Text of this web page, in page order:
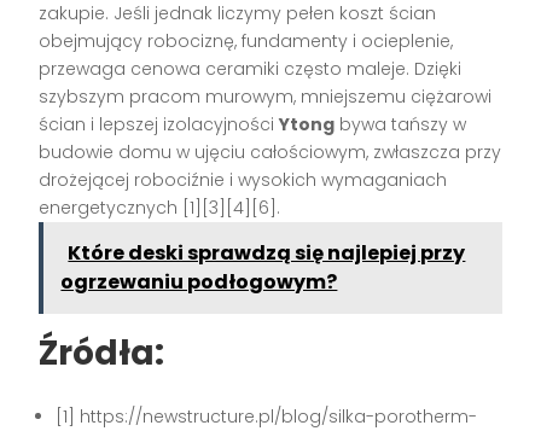
zakupie. Jeśli jednak liczymy pełen koszt ścian
obejmujący robociznę, fundamenty i ocieplenie,
przewaga cenowa ceramiki często maleje. Dzięki
szybszym pracom murowym, mniejszemu ciężarowi
ścian i lepszej izolacyjnościYtong bywa tańszy w
budowie domu w ujęciu całościowym, zwłaszcza przy
drożejącej robociźnie i wysokich wymaganiach
energetycznych [1][3][4][6].
Które deski sprawdzą się najlepiej przy
ogrzewaniu podłogowym?
Źródła:
[1] https://newstructure.pl/blog/silka-porotherm-